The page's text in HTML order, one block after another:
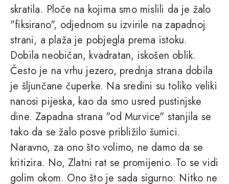
skratila. Ploče na kojima smo mislili da je žalo
"fiksirano", odjednom su izvirile na zapadnoj
strani, a plaža je pobjegla prema istoku.
Dobila neobičan, kvadratan, iskošen oblik.
Često je na vrhu jezero, prednja strana dobila
je šljunčane čuperke. Na sredini su toliko veliki
nanosi pijeska, kao da smo usred pustinjske
dine. Zapadna strana "od Murvice" stanjila se
tako da se žalo posve približilo šumici.
Naravno, za ono što volimo, ne damo da se
kritizira. No, Zlatni rat se promijenio. To se vidi
golim okom. Ono što je sada sigurno: Nitko ne